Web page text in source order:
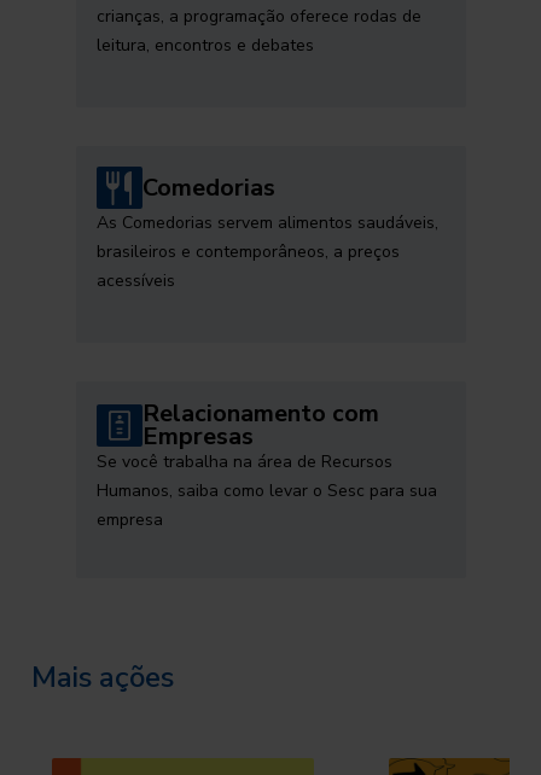
crianças, a programação oferece rodas de
leitura, encontros e debates
Comedorias
As Comedorias servem alimentos saudáveis,
brasileiros e contemporâneos, a preços
acessíveis
Relacionamento com
Empresas
Se você trabalha na área de Recursos
Humanos, saiba como levar o Sesc para sua
empresa
Mais ações